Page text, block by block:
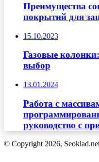
Преимущества
покрытий для
15.10.2023
Газовые
выбор
13.01.2024
Работа с
руководство с
© Copyright 2026,